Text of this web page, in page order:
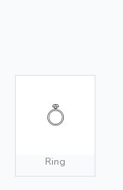
Ring